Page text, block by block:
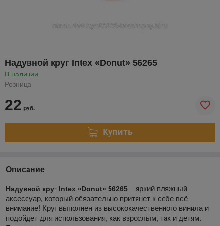
Надувной круг Intex «Donut» 56265
В наличии
Розница
22 руб.
Купить
Описание
Надувной круг Intex «Donut» 56265 – яркий пляжный
аксессуар, который обязательно притянет к себе всё
внимание! Круг выполнен из высококачественного винила и
подойдет для использования, как взрослым, так и детям.